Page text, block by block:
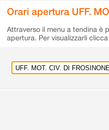
Orari apertura UFF.
Attraverso il menu a tendina è
apertura. Per visualizzarli